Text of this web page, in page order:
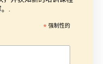
.
* 强制性的